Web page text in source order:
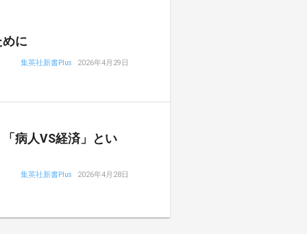
に
集英社新書Plus 2026年4月29日
病人VS経済」とい
集英社新書Plus 2026年4月28日